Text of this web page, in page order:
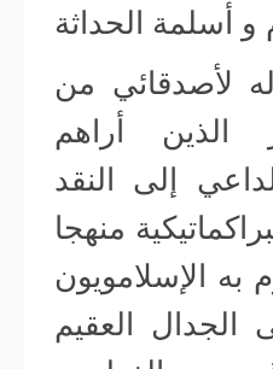
و أسلمة الحداثة
لأصدقائي من
الذين أراهم
إلى النقد
منهجا
به الإسلامويون
العقيم